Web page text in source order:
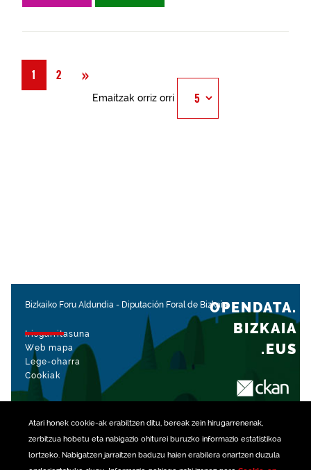
Atari honek cookie-ak erabiltzen ditu, bereak zein hirugarrenenak,
zerbitzua hobetu eta nabigazio ohiturei buruzko informazio estatistikoa
lortzeko. Nabigatzen jarraitzen baduzu haien erabilera onartzen duzula
1 2 »
Emaitzak orriz orri
Bizkaiko Foru Aldundia - Diputación Foral de Bizkaia
Irisgarritasuna
Web mapa
Lege-oharra
Cookiak
OPENDATA.
BIZKAIA
.EUS